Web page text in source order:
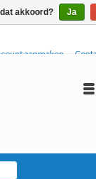
aanmaken
akkoord? Ja